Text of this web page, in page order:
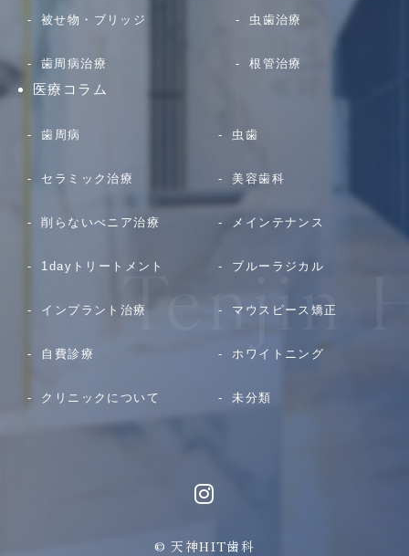
被せ物・ブリッジ 虫歯治療
歯周病治療 根管治療
医療コラム
歯周病 虫歯
セラミック治療 美容歯科
削らないべニア治療 メインテナンス
1dayトリートメント ブルーラジカル
インプラント治療 マウスピース矯正
自費診療 ホワイトニング
クリニックについて 未分類
© 天神HIT歯科